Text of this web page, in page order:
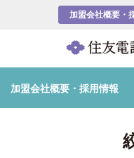
加盟会社概要・
加盟会社概要・採用情報